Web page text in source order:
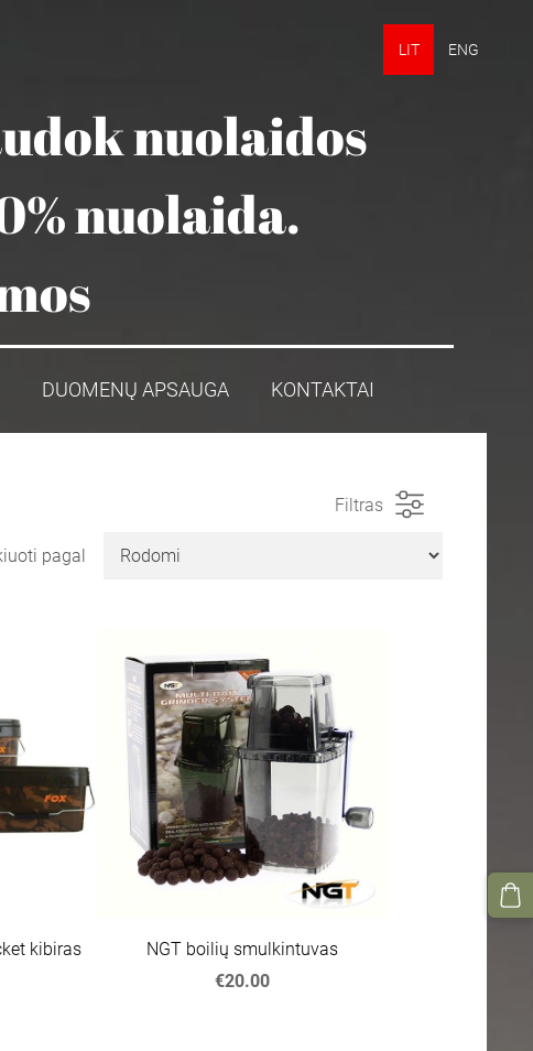
LIT ENG
nuolaidos
nuolaida.
DUOMENŲ APSAUGA KONTAKTAI
Filtras
pagal
kibiras
NGT boilių smulkintuvas
€20.00